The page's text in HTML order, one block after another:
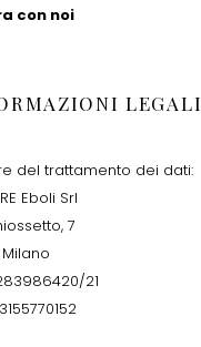
con noi
LEGALI
del trattamento dei dati:
Eboli Srl
7
Milano
21